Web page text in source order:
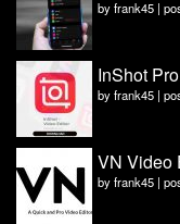
byfrank45 |
InShot
byfrank45 |
VN Video
byfrank45 |